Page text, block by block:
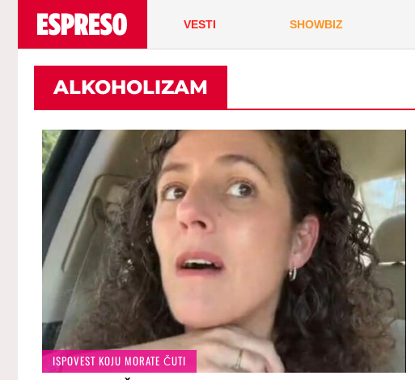
VESTI SHOWBIZ
ALKOHOLIZAM
ISPOVEST KOJU MORATE ČUTI